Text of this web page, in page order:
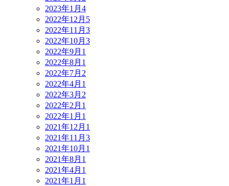
2023年1月 4
2022年12月 5
2022年11月 3
2022年10月 3
2022年9月 1
2022年8月 1
2022年7月 2
2022年4月 1
2022年3月 2
2022年2月 1
2022年1月 1
2021年12月 1
2021年11月 3
2021年10月 1
2021年8月 1
2021年4月 1
2021年1月 1